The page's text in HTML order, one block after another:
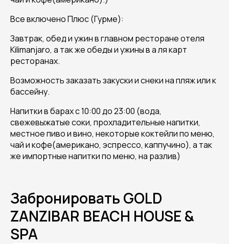
Все включено Плюс (Гурме):
Завтрак, обед и ужин в главном ресторане отеля
Kilimanjaro, а так же обеды и ужины в а ля карт
ресторанах.
Возможность заказать закуски и снеки на пляж или к
бассейну.
Напитки в барах с 10:00 до 23:00 (вода,
свежевыжатые соки, прохладительные напитки,
местное пиво и вино, некоторые коктейли по меню,
чай и кофе(американо, эспрессо, каппучино), а так
же импортные напитки по меню, на разлив)
Забронировать GOLD
ZANZIBAR BEACH HOUSE &
SPA